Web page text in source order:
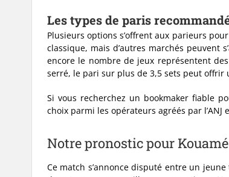
Les types de paris
Plusieurs options s’offrent aux parieurs
classique, mais d’autres marchés peuvent
encore le nombre de jeux représentent
serré, le pari sur plus de 3,5 sets peut offrir
Si vous recherchez un bookmaker fiable
choix parmi les opérateurs agréés par l’ANJ
Notre pronostic pour
Ce match s’annonce disputé entre un